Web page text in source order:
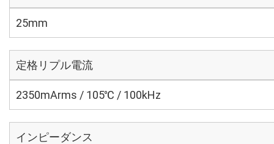
25mm
定格リプル電流
2350mArms / 105℃ / 100kHz
インピーダンス